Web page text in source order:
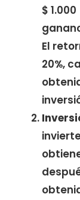
$
El
20%,